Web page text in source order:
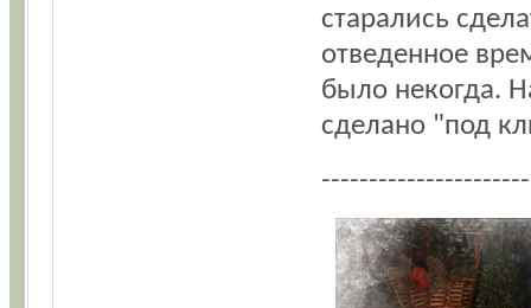
старались
отведенное
было некогда.
сделано "под